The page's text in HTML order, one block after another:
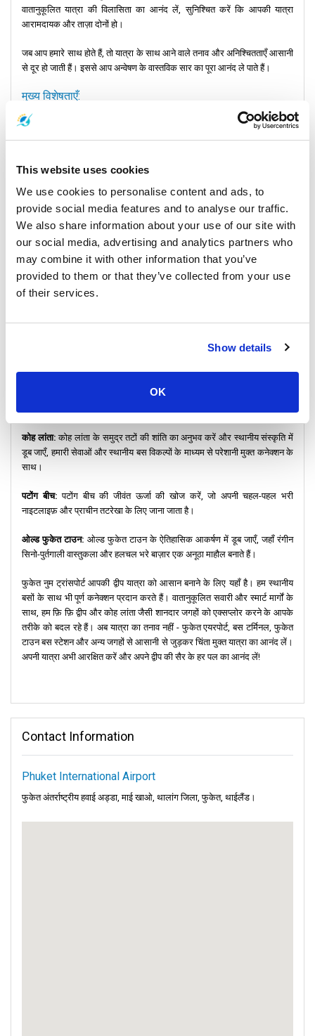
This website uses cookies
We use cookies to personalise content and ads, to
provide social media features and to analyse our traffic.
We also share information about your use of our site with
our social media, advertising and analytics partners who
may combine it with other information that you’ve
provided to them or that they’ve collected from your use
of their services.
Show details
OK
वातानुकूलित यात्रा की विलासिता का आनंद लें, सुनिश्चित करें कि आपकी यात्रा
आरामदायक और ताज़ा दोनों हो।
जब आप हमारे साथ होते हैं, तो यात्रा के साथ आने वाले तनाव और अनिश्चितताएँ आसानी
से दूर हो जाती हैं। इससे आप अन्वेषण के वास्तविक सार का पूरा आनंद ले पाते हैं।
मुख्य विशेषताएँ:
सुरक्षित और ठंडा: हमारी वातानुकूलित फ़ेरी आपकी सुरक्षा और आराम को प्राथमिकता
सहज अन्वेषण: फ़ि फ़ि द्वीप और कोह लांता को आसानी से खोजें, अपने द्वीप साहसिक कार्य
का अधिकतम लाभ उठाएँ, स्थानीय बसों से हमारी फ़ेरी तक सहजता से जाएँ।
कनेक्टेड सुविधा: फुकेत हवाई अड्डे, बस टर्मिनलों और स्टेशनों से आपके पसंदीदा गंतव्यों
और फुकेत टाउन में स्थानीय बस कनेक्शनों के लिए सुविधाजनक मार्ग।
निर्बाध स्थानांतरण: न केवल हमारी फ़ेरी के बीच बल्कि स्थानीय बसों और सार्वजनिक
परिवहन के बीच भी निर्बाध कनेक्शन का आनंद लें, जिससे पूरे द्वीप में आपकी यात्रा तनाव
आश्चर्यजनक परिदृश्यों का स्वर्ग है, जो फुकेत टाउन बस स्टेशन से आसानी से पहुँचा जा
कोह लांता:कोह लांता के समुद्र तटों की शांति का अनुभव करें और स्थानीय संस्कृति में
डूब जाएँ, हमारी सेवाओं और स्थानीय बस विकल्पों के माध्यम से परेशानी मुक्त कनेक्शन के
साथ।
पटोंग बीच:पटोंग बीच की जीवंत ऊर्जा की खोज करें, जो अपनी चहल-पहल भरी
नाइटलाइफ़ और प्राचीन तटरेखा के लिए जाना जाता है।
ओल्ड फुकेत टाउन: ओल्ड फुकेत टाउन के ऐतिहासिक आकर्षण में डूब जाएँ, जहाँ रंगीन
सिनो-पुर्तगाली वास्तुकला और हलचल भरे बाज़ार एक अनूठा माहौल बनाते हैं।
फुकेत नुम ट्रांसपोर्ट आपकी द्वीप यात्रा को आसान बनाने के लिए यहाँ है। हम स्थानीय
बसों के साथ भी पूर्ण कनेक्शन प्रदान करते हैं। वातानुकूलित सवारी और स्मार्ट मार्गों के
साथ, हम फ़ि फ़ि द्वीप और कोह लांता जैसी शानदार जगहों को एक्सप्लोर करने के आपके
तरीके को बदल रहे हैं। अब यात्रा का तनाव नहीं - फुकेत एयरपोर्ट, बस टर्मिनल, फुकेत
टाउन बस स्टेशन और अन्य जगहों से आसानी से जुड़कर चिंता मुक्त यात्रा का आनंद लें।
अपनी यात्रा अभी आरक्षित करें और अपने द्वीप की सैर के हर पल का आनंद लें!
Contact Information
Phuket International Airport
फुकेत अंतर्राष्ट्रीय हवाई अड्डा, माई खाओ, थालांग जिला, फुकेत, ​​थाईलैंड।